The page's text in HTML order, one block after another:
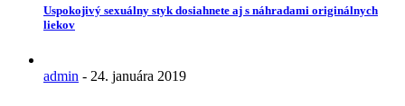
Uspokojivý sexuálny styk dosiahnete aj s náhradami originálnych
liekov
admin - 24. januára 2019